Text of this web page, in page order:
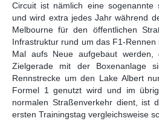
Circuit ist nämlich eine sogenannte
und wird extra jedes Jahr während
Melbourne für den öffentlichen
Infrastruktur rund um das F1-
Mal aufs Neue aufgebaut
Zielgerade mit der Boxenanlage
Rennstrecke um den Lake Albert
Formel 1 genutzt wird und im
normalen Straßenverkehr dient, ist
ersten Trainingstag vergleichsweise